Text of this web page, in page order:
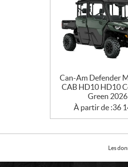
Can-Am Defender
CAB HD10 HD10
Green 2026
À partir de :36
Les